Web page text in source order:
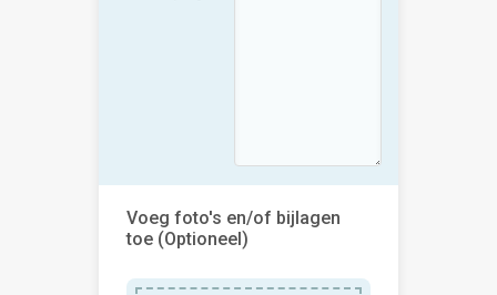
Voeg foto's en/of bijlagen
toe (Optioneel)